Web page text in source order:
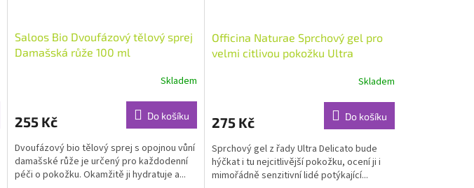
Saloos Bio Dvoufázový tělový sprej
Damašská růže 100 ml
Skladem
255 Kč Do košíku
Dvoufázový bio tělový sprej s opojnou vůní
damašské růže je určený pro každodenní
péči o pokožku. Okamžitě ji hydratuje a...
Officina Naturae Sprchový gel pro
velmi citlivou pokožku Ultra
Skladem
275 Kč Do košíku
Sprchový gel z řady Ultra Delicato bude
hýčkat i tu nejcitlivější pokožku, ocení ji i
mimořádně senzitivní lidé potýkající...